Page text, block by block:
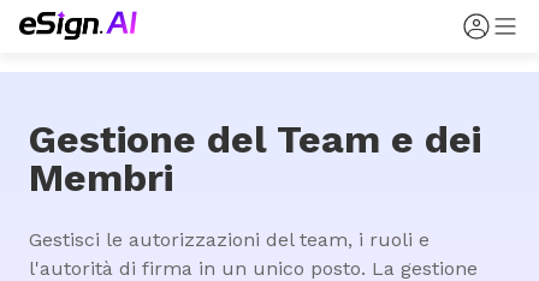
Gestione del Team e dei
Membri
Gestisci le autorizzazioni del team, i ruoli e
l'autorità di firma in un unico posto. La gestione